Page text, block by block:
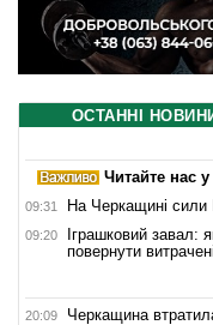
ОСТАННІ
Читайте нас
09:31 На Черкащині сили
09:20
Іграшковий завал:
повернути
20:09 Черкащина